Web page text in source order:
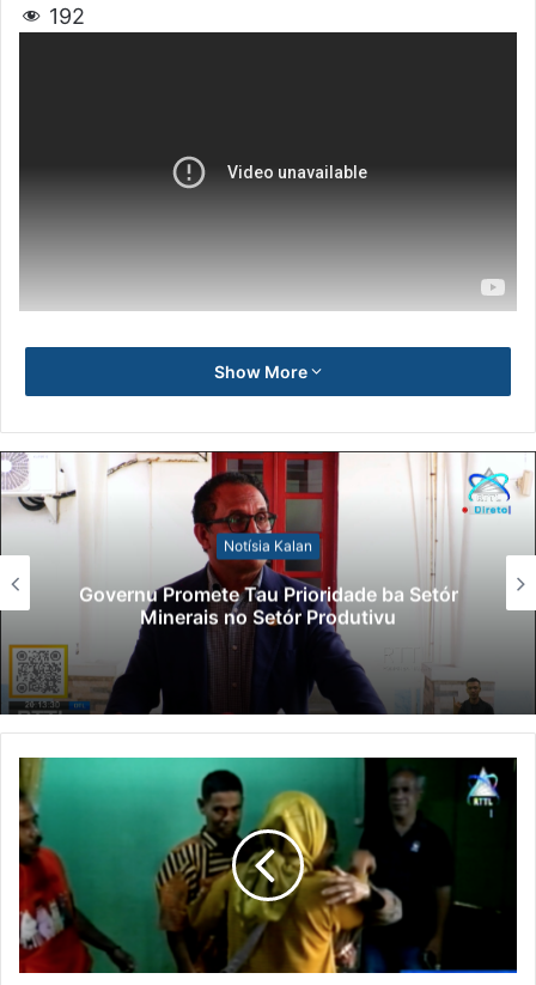
192
Show More
Notísia Kalan
Governu Promete Tau Prioridade ba Setór
Minerais no Setór Produtivu